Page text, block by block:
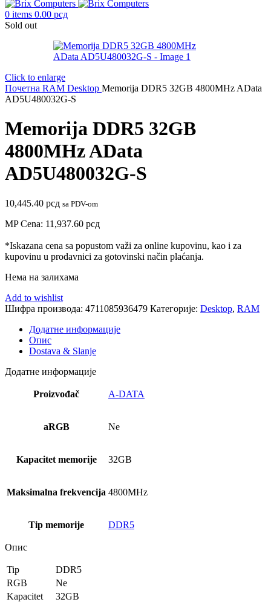
0 items 0.00 рсд
Sold out
Click to enlarge
Почетна RAM Desktop Memorija DDR5 32GB 4800MHz AData
AD5U480032G-S
Memorija DDR5 32GB
4800MHz AData
AD5U480032G-S
10,445.40 рсд sa PDV-om
MP Cena: 11,937.60 рсд
*Iskazana cena sa popustom važi za online kupovinu, kao i za
kupovinu u prodavnici za gotovinski način plaćanja.
Нема на залихама
Add to wishlist
Шифра производа: 4711085936479 Категорије: Desktop, RAM
Додатне информације
Опис
Dostava & Slanje
Додатне информације
Proizvođač A-DATA
aRGB Ne
Kapacitet memorije 32GB
Maksimalna frekvencija 4800MHz
Tip memorije DDR5
Опис
Tip
DDR5
RGB
Ne
Kapacitet
32GB